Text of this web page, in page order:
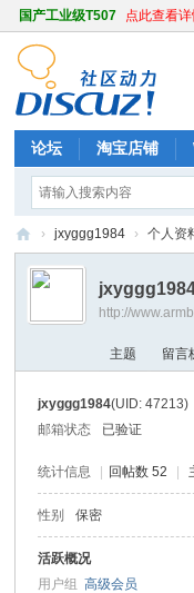
国产工业级T507 点此查看
论坛 淘宝店铺
天
› jxyggg1984 › 个人资
http://
主题 留言
jxyggg1984(UID: 47213)
邮箱状态
已验证
统计信息 回帖数 52
性别 保密
活跃概况
用户组高级会员